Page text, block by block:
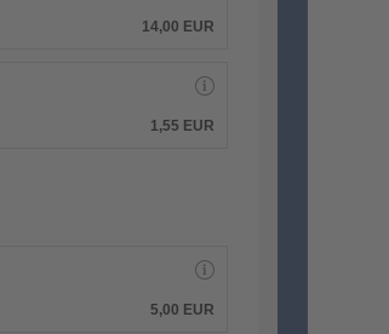
14,00 EUR
1,55 EUR
5,00 EUR